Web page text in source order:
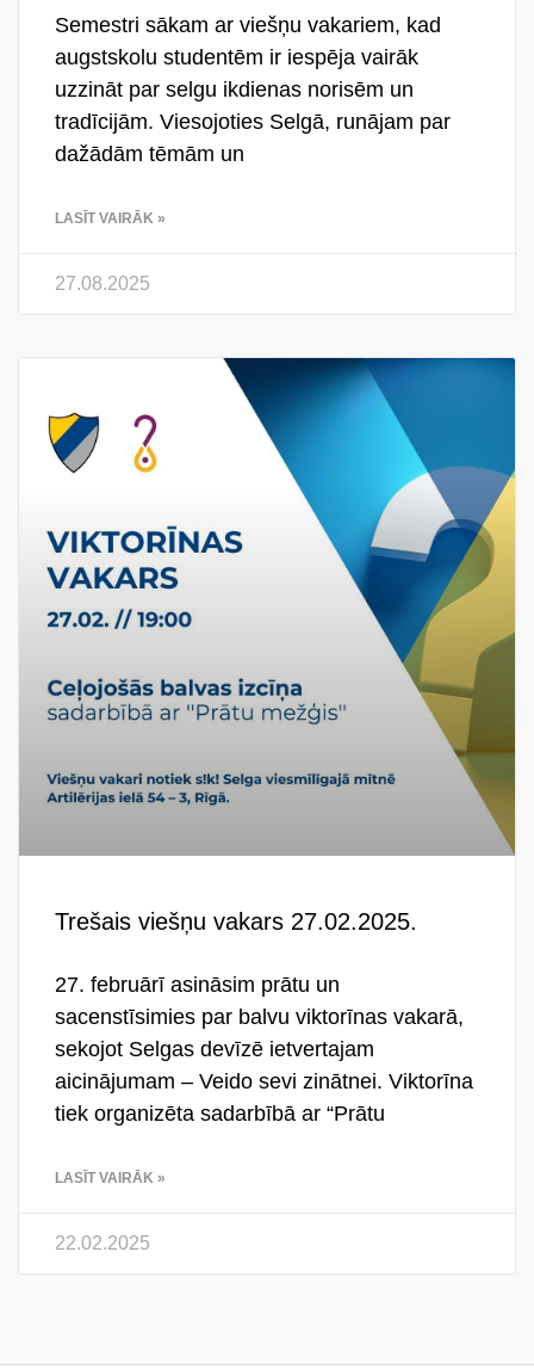
Semestri sākam ar viešņu vakariem, kad
augstskolu studentēm ir iespēja vairāk
uzzināt par selgu ikdienas norisēm un
tradīcijām. Viesojoties Selgā, runājam par
dažādām tēmām un
LASĪT VAIRĀK »
27.08.2025
Trešais viešņu vakars 27.02.2025.
27. februārī asināsim prātu un
sacenstīsimies par balvu viktorīnas vakarā,
sekojot Selgas devīzē ietvertajam
aicinājumam – Veido sevi zinātnei. Viktorīna
tiek organizēta sadarbībā ar “Prātu
LASĪT VAIRĀK »
22.02.2025